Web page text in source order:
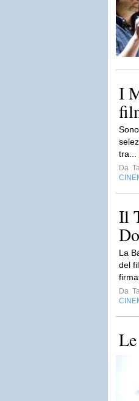
I
tra...
Da
Il
La
del
Da